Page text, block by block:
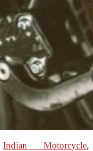
Indian Motorcycle,